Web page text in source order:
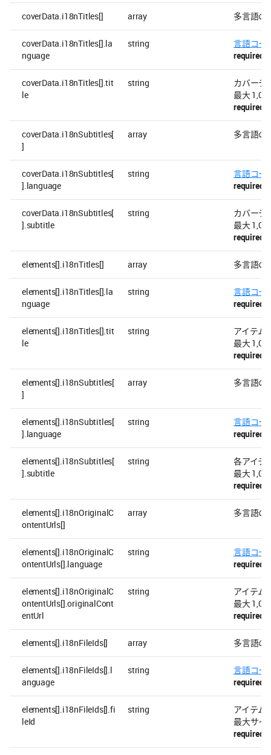
coverData.i18nTitles[] array 多言語の
coverData.i18nTitles[].la
nguage
string
言語コー
required
coverData.i18nTitles[].tit
le
string
カバーデ
最大
required
coverData.i18nSubtitles[
]
array 多言語の
coverData.i18nSubtitles[
].language
string
言語コー
required
coverData.i18nSubtitles[
].subtitle
string
カバーデ
最大
required
elements[].i18nTitles[] array 多言語の
elements[].i18nTitles[].la
nguage
string
言語コー
required
elements[].i18nTitles[].tit
le
string
アイテム
最大
required
elements[].i18nSubtitles[
]
array 多言語の
elements[].i18nSubtitles[
].language
string
言語コー
required
elements[].i18nSubtitles[
].subtitle
string
各アイテ
最大
required
elements[].i18nOriginalC
ontentUrls[]
array 多言語の
elements[].i18nOriginalC
ontentUrls[].language
string
言語コー
required
elements[].i18nOriginalC
ontentUrls[].originalCont
entUrl
string
アイテム
最大
required
elements[].i18nFileIds[] array 多言語の
elements[].i18nFileIds[].l
anguage
string
言語コー
required
elements[].i18nFileIds[].fi
leId
string
アイテム
最大サイ
required